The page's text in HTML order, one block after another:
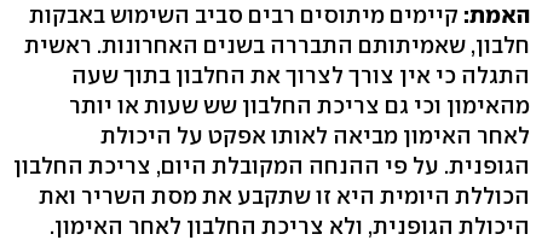
האמת: קיימים מיתוסים רבים סביב השימוש באבקות
חלבון, שאמיתותם התבררה בשנים האחרונות. ראשית
התגלה כי אין צורך לצרוך את החלבון בתוך שעה
מהאימון וכי גם צריכת החלבון שש שעות או יותר
לאחר האימון מביאה לאותו אפקט על היכולת
הגופנית. על פי ההנחה המקובלת היום, צריכת החלבון
הכוללת היומית היא זו שתקבע את מסת השריר ואת
היכולת הגופנית, ולא צריכת החלבון לאחר האימון.